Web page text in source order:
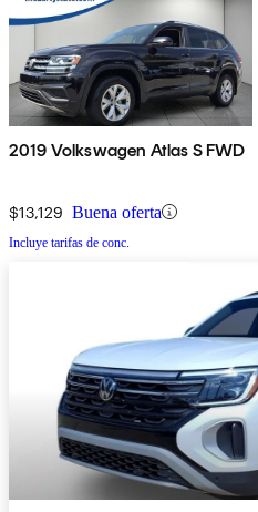
2019 Volkswagen Atlas S FWD
$13,129 Buena oferta
Incluye tarifas de conc.